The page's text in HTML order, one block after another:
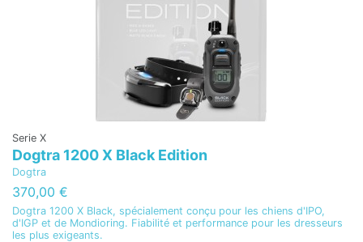
Serie X
Dogtra 1200 X Black Edition
Dogtra
370,00 €
Dogtra 1200 X Black, spécialement conçu pour les chiens d'IPO,
d'IGP et de Mondioring. Fiabilité et performance pour les dresseurs
les plus exigeants.